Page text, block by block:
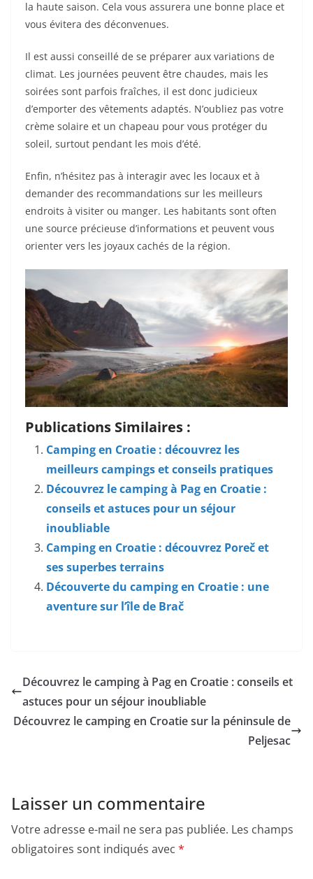
la haute saison. Cela vous assurera une bonne place et
vous évitera des déconvenues.
Il est aussi conseillé de se préparer aux variations de
climat. Les journées peuvent être chaudes, mais les
soirées sont parfois fraîches, il est donc judicieux
d’emporter des vêtements adaptés. N’oubliez pas votre
crème solaire et un chapeau pour vous protéger du
soleil, surtout pendant les mois d’été.
Enfin, n’hésitez pas à interagir avec les locaux et à
demander des recommandations sur les meilleurs
endroits à visiter ou manger. Les habitants sont often
une source précieuse d’informations et peuvent vous
orienter vers les joyaux cachés de la région.
Publications Similaires :
Camping en Croatie : découvrez les
meilleurs campings et conseils pratiques
Découvrez le camping à Pag en Croatie :
conseils et astuces pour un séjour
inoubliable
Camping en Croatie : découvrez Poreč et
ses superbes terrains
Découverte du camping en Croatie : une
aventure sur l’île de Brač
Découvrez le camping à Pag en Croatie : conseils et
astuces pour un séjour inoubliable
Découvrez le camping en Croatie sur la péninsule de
Peljesac
Laisser un commentaire
Votre adresse e-mail ne sera pas publiée. Les champs
obligatoires sont indiqués avec *